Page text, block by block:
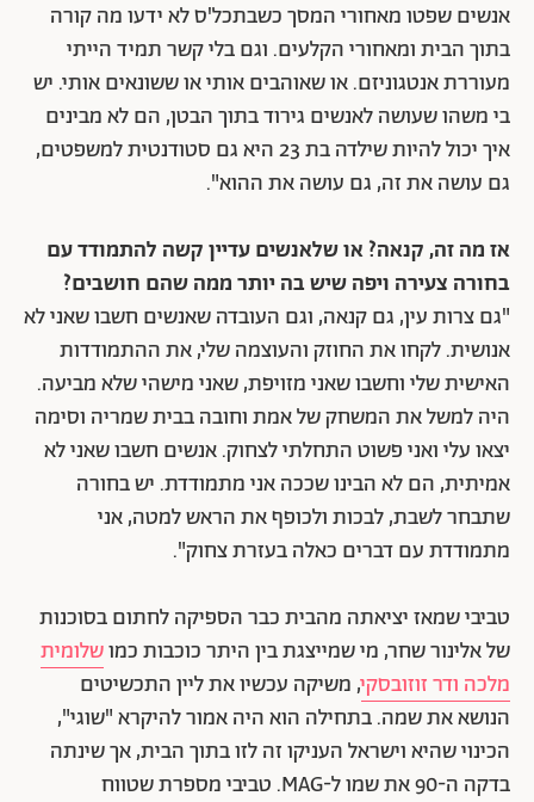
אנשים שפטו מאחורי המסך כשבתכל'ס לא ידעו מה קורה
בתוך הבית ומאחורי הקלעים. וגם בלי קשר תמיד הייתי
מעוררת אנטגוניזם. או שאוהבים אותי או ששונאים אותי. יש
בי משהו שעושה לאנשים גירוד בתוך הבטן, הם לא מבינים
איך יכול להיות שילדה בת 23 היא גם סטודנטית למשפטים,
גם עושה את זה, גם עושה את ההוא".
אז מה זה, קנאה? או שלאנשים עדיין קשה להתמודד עם
בחורה צעירה ויפה שיש בה יותר ממה שהם חושבים?
"גם צרות עין, גם קנאה, וגם העובדה שאנשים חשבו שאני לא
אנושית. לקחו את החוזק והעוצמה שלי, את ההתמודדות
האישית שלי וחשבו שאני מזויפת, שאני מישהי שלא מביעה.
היה למשל את המשחק של אמת וחובה בבית שמריה וסימה
יצאו עלי ואני פשוט התחלתי לצחוק. אנשים חשבו שאני לא
אמיתית, הם לא הבינו שככה אני מתמודדת. יש בחורה
שתבחר לשבת, לבכות ולכופף את הראש למטה, אני
מתמודדת עם דברים כאלה בעזרת צחוק".
טביבי שמאז יציאתה מהבית כבר הספיקה לחתום בסוכנות
של אלינור שחר, מי שמייצגת בין היתר כוכבות כמושלומית
מלכה ודר זוזובסקי, משיקה עכשיו את ליין התכשיטים
הנושא את שמה. בתחילה הוא היה אמור להיקרא "שוגי",
הכינוי שהיא וישראל העניקו זה לזו בתוך הבית, אך שינתה
בדקה ה-90 את שמו ל-MAG. טביבי מספרת שטווח